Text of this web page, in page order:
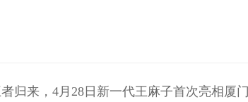
归来，4月28日新一代王麻子首次亮相厦门